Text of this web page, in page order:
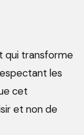
qui transforme
les
cet
et non de